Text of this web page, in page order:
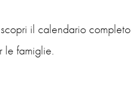
il calendario completo
le famiglie.